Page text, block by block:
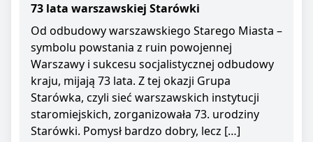
73 lata warszawskiej Starówki
Od odbudowy warszawskiego Starego Miasta –
symbolu powstania z ruin powojennej
Warszawy i sukcesu socjalistycznej odbudowy
kraju, mijają 73 lata. Z tej okazji Grupa
Starówka, czyli sieć warszawskich instytucji
staromiejskich, zorganizowała 73. urodziny
Starówki. Pomysł bardzo dobry, lecz […]